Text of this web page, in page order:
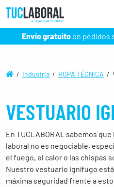
Envío gratuito en pedidos
/ Industria / ROPA TÉCNICA /
VESTUARIO
En TUCLABORAL sabemos
laboral no es negociable,
el fuego, el calor o las chispas
Nuestro vestuario ignífugo
máxima seguridad frente a